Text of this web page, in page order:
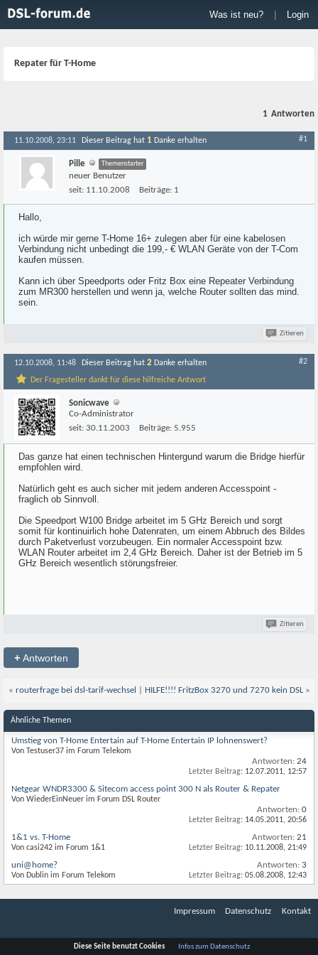
Was ist neu? Login
Repater für T-Home
1 Antworten
11.10.2008, 23:11 Dieser Beitrag hat 1 Danke erhalten #1
Pille Themenstarter
neuer Benutzer
seit: 11.10.2008 Beiträge: 1
Hallo,
ich würde mir gerne T-Home 16+ zulegen aber für eine kabelosen
Verbindung nicht unbedingt die 199,- € WLAN Geräte von der T-Com
kaufen müssen.
Kann ich über Speedports oder Fritz Box eine Repeater Verbindung
zum MR300 herstellen und wenn ja, welche Router sollten das mind.
sein.
Zitieren
12.10.2008, 11:48 Dieser Beitrag hat 2 Danke erhalten
Der Fragesteller dankt für diese hilfreiche Antwort
#2
Sonicwave
Co-Administrator
seit: 30.11.2003 Beiträge: 5.955
Das ganze hat einen technischen Hintergund warum die Bridge hierfür
empfohlen wird.
Natürlich geht es auch sicher mit jedem anderen Accesspoint -
fraglich ob Sinnvoll.
Die Speedport W100 Bridge arbeitet im 5 GHz Bereich und sorgt
somit für kontinuirlich hohe Datenraten, um einem Abbruch des Bildes
durch Paketverlust vorzubeugen. Ein normaler Accesspoint bzw.
WLAN Router arbeitet im 2,4 GHz Bereich. Daher ist der Betrieb im 5
GHz Bereich wesentlich störungsfreier.
Zitieren
+Antworten
« routerfrage bei dsl-tarif-wechsel HILFE!!!! FritzBox 3270 und 7270 kein DSL »
Ähnliche Themen
Umstieg von T-Home Entertain auf T-Home Entertain IP lohnenswert?
Von Testuser37 im Forum Telekom
Antworten: 24
Letzter Beitrag: 12.07.2011, 12:57
Netgear WNDR3300 & Sitecom access point 300 N als Router & Repater
Von WiederEinNeuer im Forum DSL Router
Antworten: 0
Letzter Beitrag: 14.05.2011, 20:56
1&1 vs. T-Home
Von casi242 im Forum 1&1
Antworten: 21
Letzter Beitrag: 10.11.2008, 21:49
uni@home?
Von Dublin im Forum Telekom
Antworten: 3
Letzter Beitrag: 05.08.2008, 12:43
Impressum Datenschutz Kontakt
Diese Seite benutzt Cookies Infos zum Datenschutz